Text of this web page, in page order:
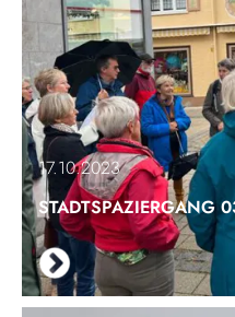
17.10.2023
STADTSPAZIERGANG